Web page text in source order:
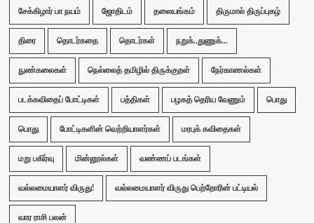
சேக்கிழார் பா நயம் ஜோதிடம் தலையங்கம் திருமால் திருப்புகழ்
திரை தொடர்கதை தொடர்கள் நறுக்..துணுக்...
நுண்கலைகள் நெல்லைத் தமிழில் திருக்குறள் நேர்காணல்கள்
படக்கவிதைப் போட்டிகள் பத்திகள் பழகத் தெரிய வேணும் பொது
பொது போட்டிகளின் வெற்றியாளர்கள் மரபுக் கவிதைகள்
மறு பகிர்வு மின்னூல்கள் வண்ணப் படங்கள்
வல்லமையாளர் விருது! வல்லமையாளர் விருது பெற்றோரின் பட்டியல்
வார ராசி பலன்